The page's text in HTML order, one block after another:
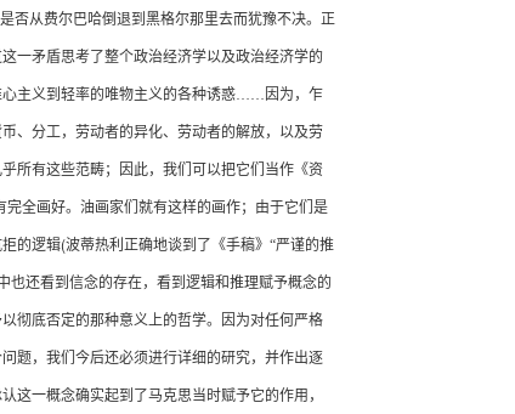
否从费尔巴哈倒退到黑格尔那里去而犹豫不决。正
一矛盾思考了整个政治经济学以及政治经济学的
心主义到轻率的唯物主义的各种诱惑……因为，乍
、分工，劳动者的异化、劳动者的解放，以及劳
所有这些范畴；因此，我们可以把它们当作《资
全画好。油画家们就有这样的画作；由于它们是
的逻辑(波蒂热利正确地谈到了《手稿》“严谨的推
也还看到信念的存在，看到逻辑和推理赋予概念的
彻底否定的那种意义上的哲学。因为对任何严格
题，我们今后还必须进行详细的研究，并作出逐
这一概念确实起到了马克思当时赋予它的作用，